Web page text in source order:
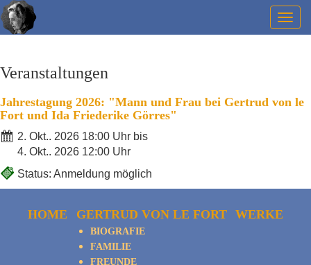
Veranstaltungen
Jahrestagung 2026: "Mann und Frau bei Gertrud von le
Fort und Ida Friederike Görres"
2. Okt.. 2026 18:00 Uhr bis
4. Okt.. 2026 12:00 Uhr
Status: Anmeldung möglich
HOME GERTRUD VON LE FORT
BIOGRAFIE
FAMILIE
FREUNDE
WERKE